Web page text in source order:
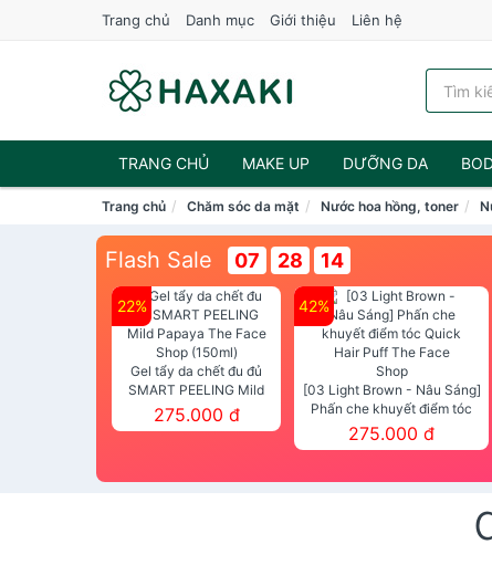
Trang chủ Danh mục Giới thiệu Liên hệ
TRANG CHỦ MAKE UP DƯỠNG DA
NƯỚC HOA
Trang chủ Chăm sóc da mặt Nước hoa hồng, toner
Flash Sale 07 28 13
22%
Gel tẩy da chết đu đủ
SMART PEELING Mild
Papaya The Face Shop
(150ml)
275.000 đ
42%
[03 Light Brown - Nâu Sáng]
Phấn che khuyết điểm tóc
Quick Hair Puff The Face Shop
275.000 đ